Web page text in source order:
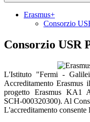
Erasmus+
Consorzio
Consorzio USR
L'Istituto "Fermi -
Accreditamento
progetto Erasmus KA1
SCH-000320300). Al
L'accreditamento consente